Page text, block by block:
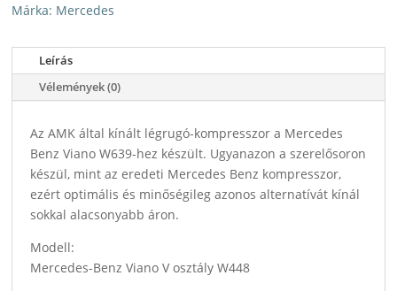
Márka: Mercedes
Leírás
Vélemények (0)
Az AMK által kínált légrugó-kompresszor a Mercedes
Benz Viano W639-hez készült. Ugyanazon a szerelősoron
készül, mint az eredeti Mercedes Benz kompresszor,
ezért optimális és minőségileg azonos alternatívát kínál
sokkal alacsonyabb áron.
Modell:
Mercedes-Benz Viano V osztály W448